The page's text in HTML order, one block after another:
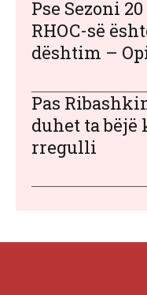
Pse Sezoni
RHOC-së
dështim –
Pas
duhet ta
rregulli